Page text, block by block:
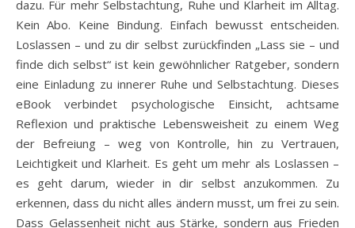
dazu. Für mehr Selbstachtung, Ruhe und Klarheit im Alltag.
Kein Abo. Keine Bindung. Einfach bewusst entscheiden.
Loslassen – und zu dir selbst zurückfinden „Lass sie – und
finde dich selbst“ ist kein gewöhnlicher Ratgeber, sondern
eine Einladung zu innerer Ruhe und Selbstachtung. Dieses
eBook verbindet psychologische Einsicht, achtsame
Reflexion und praktische Lebensweisheit zu einem Weg
der Befreiung – weg von Kontrolle, hin zu Vertrauen,
Leichtigkeit und Klarheit. Es geht um mehr als Loslassen –
es geht darum, wieder in dir selbst anzukommen. Zu
erkennen, dass du nicht alles ändern musst, um frei zu sein.
Dass Gelassenheit nicht aus Stärke, sondern aus Frieden